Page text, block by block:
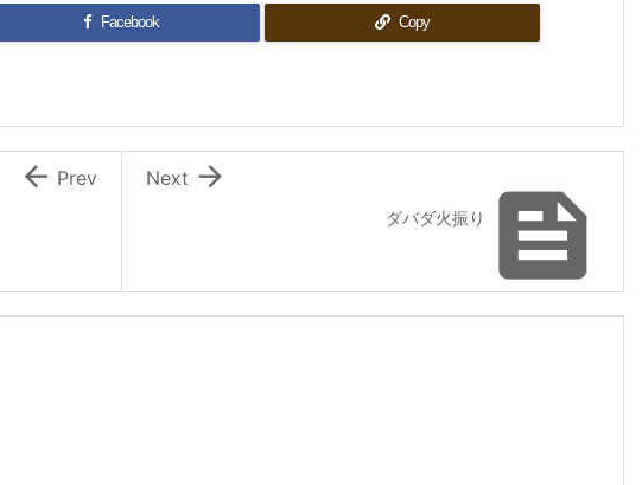
Facebook Copy

ダバダ火振り

Next
 Prev